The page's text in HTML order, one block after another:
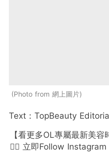
Photo from 網上圖片
Text：TopBeauty
【看更多OL專屬最新美容
👉🏻 立即Follow Instagram